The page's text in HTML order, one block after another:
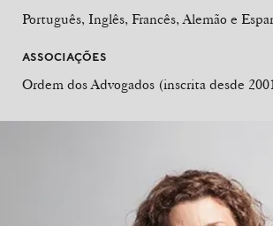
Português, Inglês, Francês, Alemão e
ASSOCIAÇÕES
Ordem dos Advogados (inscrita desde